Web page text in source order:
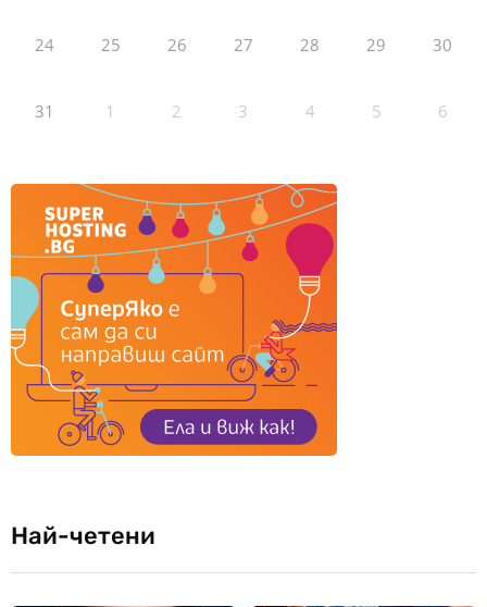
24 25 26 27 28 29 30
31 1 2 3 4 5 6
Най-четени